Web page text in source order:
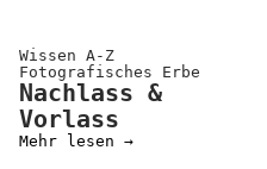
Services für
Fotograf*innen
Mitglied werden
Wissen A-Z
Fotogra­fisches Erbe
Nachlass &
Vorlass
Mehr lesen →